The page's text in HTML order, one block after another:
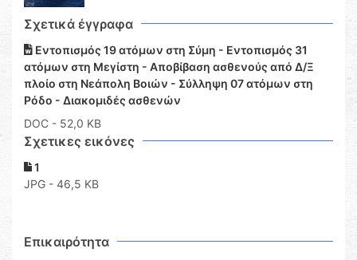
Σχετικά έγγραφα
Εντοπισμός 19 ατόμων στη Σύμη - Εντοπισμός 31
ατόμων στη Μεγίστη - Αποβίβαση ασθενούς από Δ/Ξ
πλοίο στη Νεάπολη Βοιών - Σύλληψη 07 ατόμων στη
Ρόδο - Διακομιδές ασθενών
DOC - 52,0 KB
Σχετικες εικόνες
1
JPG - 46,5 KB
Επικαιρότητα